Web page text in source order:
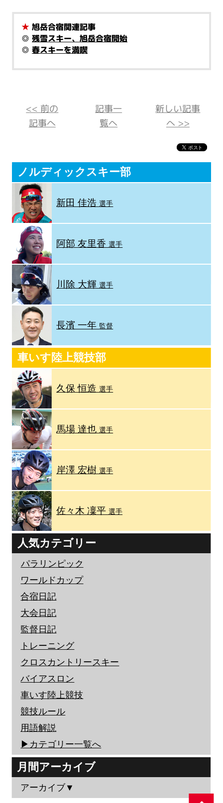
★ 旭岳合宿関連記事
◎残雪スキー、旭岳合宿開始
◎春スキーを満喫
<< 前の
記事へ
記事一
覧へ
新しい記事
へ >>
ノルディックスキー部
新田 佳浩選手
阿部 友里香選手
川除 大輝選手
長濱 一年 監督
車いす陸上競技部
久保 恒造選手
馬場 達也選手
岸澤 宏樹選手
佐々木 凜平選手
人気カテゴリー
パラリンピック
ワールドカップ
合宿日記
大会日記
監督日記
トレーニング
クロスカントリースキー
バイアスロン
車いす陸上競技
競技ルール
用語解説
▶︎カテゴリー一覧へ
月間アーカイブ
アーカイブ▼